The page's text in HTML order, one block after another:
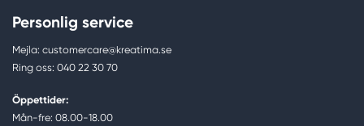
Personlig service
Mejla: customercare@kreatima.se
Ring oss: 040 22 30 70
Öppettider:
Mån-fre: 08.00-18.00